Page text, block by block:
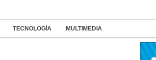
TECNOLOGÍA MULTIMEDIA